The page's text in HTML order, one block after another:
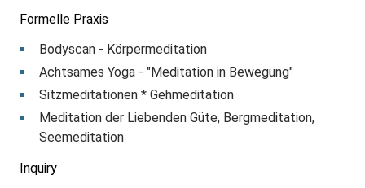
Formelle Praxis
Bodyscan - Körpermeditation
Achtsames Yoga - "Meditation in Bewegung"
Sitzmeditationen * Gehmeditation
Meditation der Liebenden Güte, Bergmeditation,
Seemeditation
Inquiry